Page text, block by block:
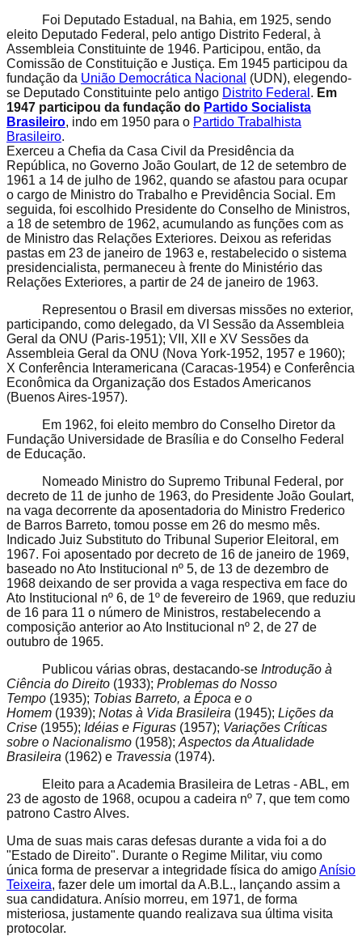
Foi Deputado Estadual, na Bahia, em 1925, sendo
eleito Deputado Federal, pelo antigo Distrito Federal, à
Assembleia Constituinte de 1946. Participou, então, da
Comissão de Constituição e Justiça. Em 1945 participou da
fundação da União Democrática Nacional (UDN), elegendo-
se Deputado Constituinte pelo antigo Distrito Federal . Em
1947 participou da fundação do Partido Socialista
Brasileiro, indo em 1950 para o Partido Trabalhista
Brasileiro.
Exerceu a Chefia da Casa Civil da Presidência da
República, no Governo João Goulart, de 12 de setembro de
1961 a 14 de julho de 1962, quando se afastou para ocupar
o cargo de Ministro do Trabalho e Previdência Social. Em
seguida, foi escolhido Presidente do Conselho de Ministros,
a 18 de setembro de 1962, acumulando as funções com as
de Ministro das Relações Exteriores. Deixou as referidas
pastas em 23 de janeiro de 1963 e, restabelecido o sistema
presidencialista, permaneceu à frente do Ministério das
Relações Exteriores, a partir de 24 de janeiro de 1963.
Representou o Brasil em diversas missões no exterior,
participando, como delegado, da VI Sessão da Assembleia
Geral da ONU (Paris-1951); VII, XII e XV Sessões da
Assembleia Geral da ONU (Nova York-1952, 1957 e 1960);
X Conferência Interamericana (Caracas-1954) e Conferência
Econômica da Organização dos Estados Americanos
(Buenos Aires-1957).
Em 1962, foi eleito membro do Conselho Diretor da
Fundação Universidade de Brasília e do Conselho Federal
de Educação.
Nomeado Ministro do Supremo Tribunal Federal, por
decreto de 11 de junho de 1963, do Presidente João Goulart,
na vaga decorrente da aposentadoria do Ministro Frederico
de Barros Barreto, tomou posse em 26 do mesmo mês.
Indicado Juiz Substituto do Tribunal Superior Eleitoral, em
1967. Foi aposentado por decreto de 16 de janeiro de 1969,
baseado no Ato Institucional nº 5, de 13 de dezembro de
1968 deixando de ser provida a vaga respectiva em face do
Ato Institucional nº 6, de 1º de fevereiro de 1969, que reduziu
de 16 para 11 o número de Ministros, restabelecendo a
composição anterior ao Ato Institucional nº 2, de 27 de
outubro de 1965.
Publicou várias obras, destacando-se Introdução à
Ciência do Direito (1933); Problemas do Nosso
Tempo (1935); Tobias Barreto, a Época e o
Homem (1939); Notas à Vida Brasileira (1945); Lições da
Crise (1955); Idéias e Figuras (1957); Variações Críticas
sobre o Nacionalismo (1958); Aspectos da Atualidade
Brasileira (1962) e Travessia (1974).
Eleito para a Academia Brasileira de Letras - ABL, em
23 de agosto de 1968, ocupou a cadeira nº 7, que tem como
patrono Castro Alves.
Uma de suas mais caras defesas durante a vida foi a do
"Estado de Direito". Durante o Regime Militar, viu como
única forma de preservar a integridade física do amigoAnísio
Teixeira, fazer dele um imortal da A.B.L., lançando assim a
sua candidatura. Anísio morreu, em 1971, de forma
misteriosa, justamente quando realizava sua última visita
protocolar.